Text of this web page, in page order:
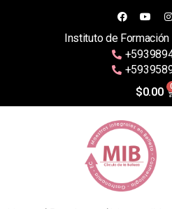
Instituto de
$0.00